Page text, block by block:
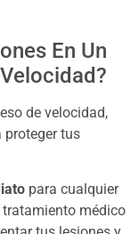
En Un
de velocidad,
proteger tus
para cualquier
tratamiento médico